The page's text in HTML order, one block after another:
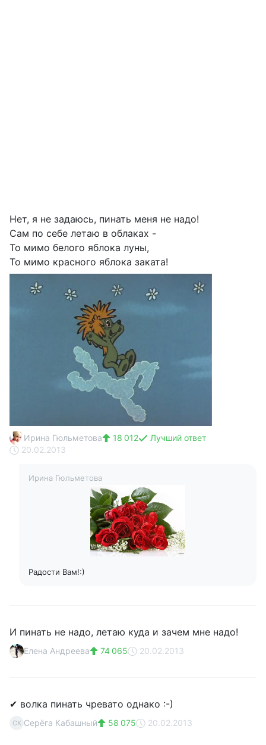
Нет, я не задаюсь, пинать меня не надо!
Сам по себе летаю в облаках -
То мимо белого яблока луны,
То мимо красного яблока заката!
Ирина Гюльметова 18 012
Лучший ответ
20.02.2013
Ирина Гюльметова
Радости Вам!:)
И пинать не надо, летаю куда и зачем мне надо!
Елена Андреева 74 065 20.02.2013
✔ волка пинать чревато однако :-)
СК Серёга Кабашный 58 075 20.02.2013